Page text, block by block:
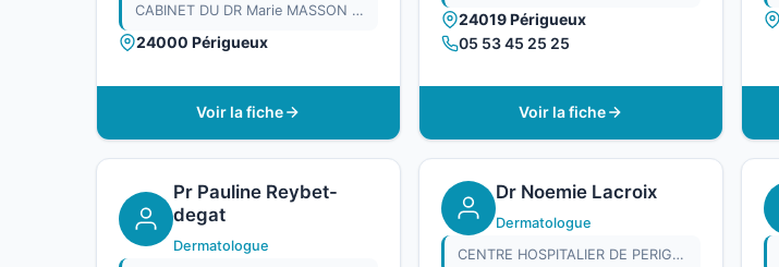
CABINET DU DR Marie MASSON REGNAULT
24000 Périgueux
Voir la fiche
24019 Périgueux
05 53 45 25 25
Voir la fiche
Pr Pauline Reybet-
degat
Dermatologue
Dr Noemie Lacroix
Dermatologue
CENTRE HOSPITALIER DE PERIGUEUX